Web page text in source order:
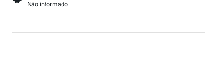
Não informado